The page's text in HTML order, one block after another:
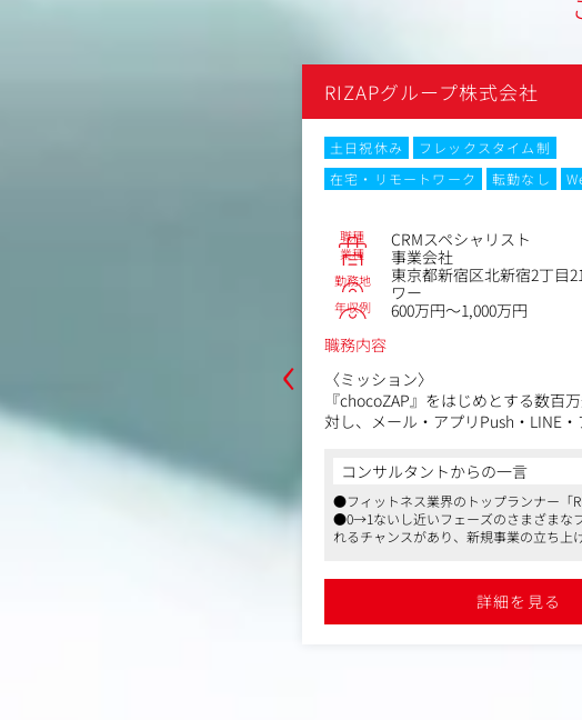
・広告配信業者やDSP、広告代理店
フィリエイト広告等
出稿媒体：Google・Yahoo!・
等
（変更の範囲）会社の定める業務（
‹
ただきます。
トの配信企画・運用、メルマガ・
の一言
経験の幅をさらに広げられる柔軟な
ブランドで、施策の反応が速く成果が見
RIZAPグループ株式会社
土日祝休み
フレックスタイム制
在宅・リモートワーク
転勤なし
職種 CRMスペシャリスト
業種 事業会社
勤務地
東京都新宿区北新宿2丁目
ワー
年収例
600万円～1,000万円
職務内容
〈ミッション〉
『chocoZAP』をはじめとする数百
対し、メール・アプリPush・LINE
計・実行いただきます。
NPS向上・解約率の改善・クロスセ
進・ARPU／ARPAの向上・LTVの最
から効果検証まで一貫して担ってい
リアル店舗とデジタルの双方を持つ
MO視点でのCRM設計に挑戦できます
コンサルタントからの一言
●フィットネス業界のトップランナー「
●0→1ないし近いフェーズのさまざまな
れるチャンスがあり、新規事業の立ち上
詳細を見る